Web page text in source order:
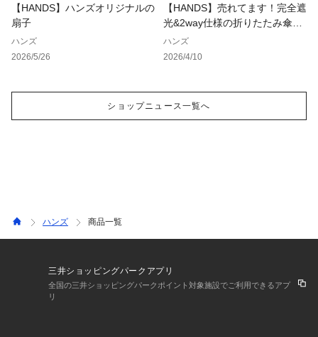
【HANDS】ハンズオリジナルの
扇子
ハンズ
2026/5/26
【HANDS】売れてます！完全遮
光&2way仕様の折りたたみ傘
「UVO」
ハンズ
2026/4/10
ショップニュース一覧へ
ハンズ 商品一覧
三井ショッピングパークアプリ
全国の三井ショッピングパークポイント対象施設でご利用できるアプ
リ